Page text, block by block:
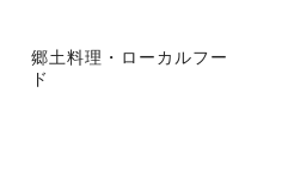
郷土料理・ローカルフー
ド